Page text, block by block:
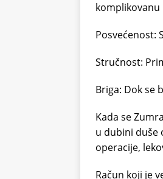
Posvećenost:
Stručnost:
Briga: Dok se
Kada se
u dubini duše
operacije,
Račun koji je